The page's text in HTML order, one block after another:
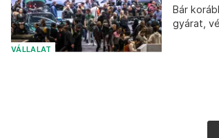
VÁLLALAT
Bár
gyárat,